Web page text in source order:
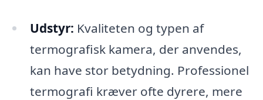
Udstyr: Kvaliteten og typen af
termografisk kamera, der anvendes,
kan have stor betydning. Professionel
termografi kræver ofte dyrere, mere